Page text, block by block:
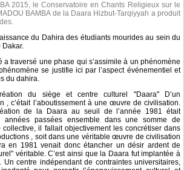
2015, le Conservatoire en Chants Religieux sur le
BAMBA de la Daara Hizbut-Tarqiyyah a produit
du Dahira des étudiants mourides au sein du
Dakar.
a traversé une phase qui s’assimile à un phénomène
se justifie ici par l’aspect événementiel et
du dahira.
du siège et centre culturel "Daara" D’un
, c’était l’aboutissement à une œuvre de civilisation.
de la Daara au seuil de l’année 1981 était
passées ensemble dans une somme de
collective, il fallait objectivement les concrétiser dans
, soit dans une véritable œuvre de civilisation
en 1981 venait donc étancher un désir ardent de
véritable. C’est ainsi que la Daara fut implantée à
Un centre indépendant de contraintes universitaires,